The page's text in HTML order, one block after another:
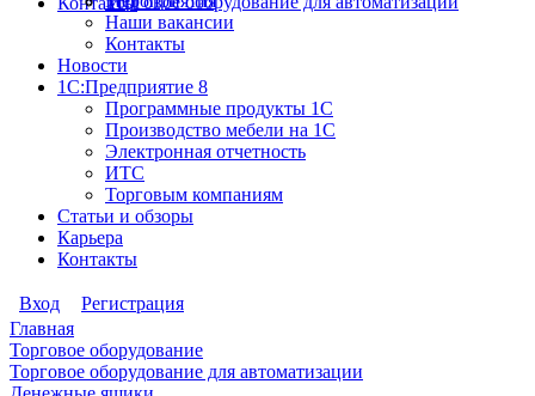
Наши вакансии
Контакты
Новости
1С:Предприятие 8
Программные продукты 1С
Производство мебели на 1С
Электронная отчетность
ИТС
Торговым компаниям
Статьи и обзоры
Карьера
Контакты
Вход
Регистрация
Главная
Торговое оборудование
Торговое оборудование для автоматизации